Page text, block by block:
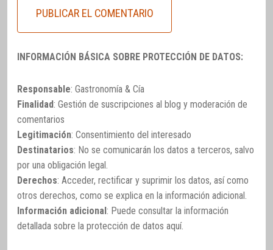
INFORMACIÓN BÁSICA SOBRE PROTECCIÓN DE DATOS:
Responsable: Gastronomía & Cía
Finalidad: Gestión de suscripciones al blog y moderación de
comentarios
Legitimación: Consentimiento del interesado
Destinatarios: No se comunicarán los datos a terceros, salvo
por una obligación legal.
Derechos: Acceder, rectificar y suprimir los datos, así como
otros derechos, como se explica en la información adicional.
Información adicional: Puede consultar la información
detallada sobre la protección de datos aquí.